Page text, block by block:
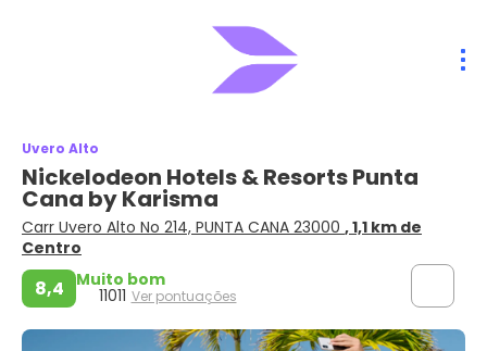
Uvero Alto
Nickelodeon Hotels & Resorts Punta
Cana by Karisma
Carr Uvero Alto No 214, PUNTA CANA 23000 , 1,1 km de
Centro
8,4 Muito bom
11011 Ver pontuações